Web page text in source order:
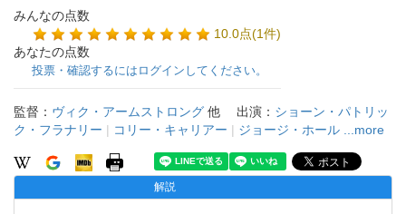
みんなの点数
10.0点(1件)
あなたの点数
投票・確認するにはログインしてください。
監督： ヴィク・アームストロング 他 出演： ショーン・パトリッ
ク・フラナリー | コリー・キャリアー | ジョージ・ホール ...more
解説